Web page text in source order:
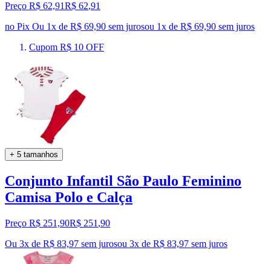
Preço R$ 62,91R$ 62,91
no Pix Ou 1x de R$ 69,90 sem jurosou 1x de R$ 69,90 sem juros
Cupom R$ 10 OFF
+ 5 tamanhos
Conjunto Infantil São Paulo Feminino
Camisa Polo e Calça
Preço R$ 251,90R$ 251 ,90
Ou 3x de R$ 83,97 sem jurosou 3x de R$ 83,97 sem juros